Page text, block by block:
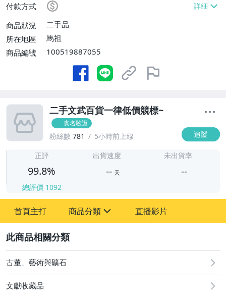
付款方式
商品狀況
二手品
所在地區
馬祖
商品編號
100519887055
二手文武百貨一律低價競標~
實名驗證
粉絲數 781 5小時前上線 追蹤
正評
99.8%
總評價 1092
出貨速度
-- 天
未出貨率
--
首頁主打 商品分類
古董、藝術與礦石
玩具、模型與公仔
直播影片
古董、藝術與礦石
文獻收藏品